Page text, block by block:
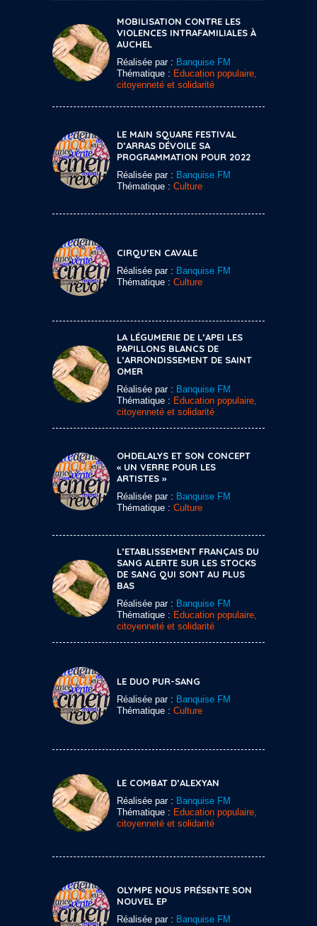
MOBILISATION CONTRE LES
VIOLENCES INTRAFAMILIALES À
AUCHEL
Réalisée par : Banquise FM
Thématique : Education populaire,
citoyenneté et solidarité
LE MAIN SQUARE FESTIVAL
D’ARRAS DÉVOILE SA
PROGRAMMATION POUR 2022
Réalisée par : Banquise FM
Thématique : Culture
CIRQU’EN CAVALE
Réalisée par : Banquise FM
Thématique : Culture
LA LÉGUMERIE DE L’APEI LES
PAPILLONS BLANCS DE
L’ARRONDISSEMENT DE SAINT
OMER
Réalisée par : Banquise FM
Thématique : Education populaire,
citoyenneté et solidarité
OHDELALYS ET SON CONCEPT
« UN VERRE POUR LES
ARTISTES »
Réalisée par : Banquise FM
Thématique : Culture
L’ETABLISSEMENT FRANÇAIS DU
SANG ALERTE SUR LES STOCKS
DE SANG QUI SONT AU PLUS
BAS
Réalisée par : Banquise FM
Thématique : Education populaire,
citoyenneté et solidarité
LE DUO PUR-SANG
Réalisée par : Banquise FM
Thématique : Culture
LE COMBAT D’ALEXYAN
Réalisée par : Banquise FM
Thématique : Education populaire,
citoyenneté et solidarité
OLYMPE NOUS PRÉSENTE SON
NOUVEL EP
Réalisée par : Banquise FM